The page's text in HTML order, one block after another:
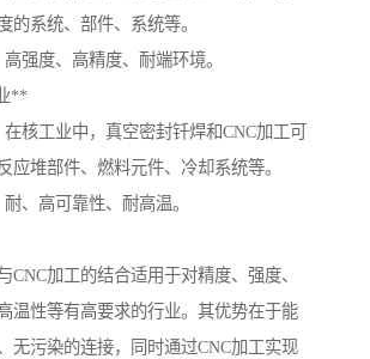
的系统、部件、系统等。
强度、高精度、耐端环境。
**
核工业中，真空密封钎焊和CNC加工可
应堆部件、燃料元件、冷却系统等。
、高可靠性、耐高温。
CNC加工的结合适用于对精度、强度、
温性等有高要求的行业。其优势在于能
无污染的连接，同时通过CNC加工实现